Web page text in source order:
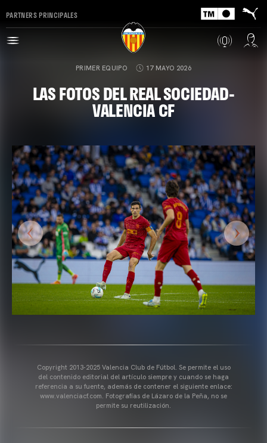
PARTNERS PRINCIPALES
PRIMER EQUIPO 17 MAYO 2026
LAS FOTOS DEL REAL SOCIEDAD-
VALENCIA CF
Copyright 2013-2025 Valencia Club de Fútbol. Se permite el uso
del contenido editorial del artículo siempre y cuando se haga
referencia a su fuente, además de contener el siguiente enlace:
www.valenciacf.com. Fotografías de Lázaro de la Peña, no se
permite su reutilización.